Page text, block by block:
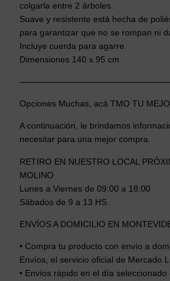
y
a
S
i
l
n
o
l
g
a
n
t
R
o
colgarla entre 2 árboles.
Suave y resistente está hecha de
para garantizar que no se rompan ni
Incluye cuerda para agarre.
Dimensiones 140 x 95 cm
Opciones Muchas, acá TMO TU
A continuación, le brindamos
necesitar para una mejor compra.
RETIRO EN NUESTRO LOCAL
MOLINO
Lunes a Viernes de 09:00 a 18:00
Sábados de 9 a 13 HS.
ENVÍOS A DOMICILIO EN
• Compra tu producto con envío a
Envíos, el servicio oficial de Mercado
• Envíos rápido en el día